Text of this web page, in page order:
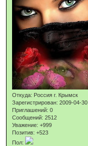
Откуда: Россия г. Крымск
Зарегистрирован: 2009-04-30
Приглашений: 0
Сообщений: 2512
Уважение: +999
Позитив: +523
Пол: